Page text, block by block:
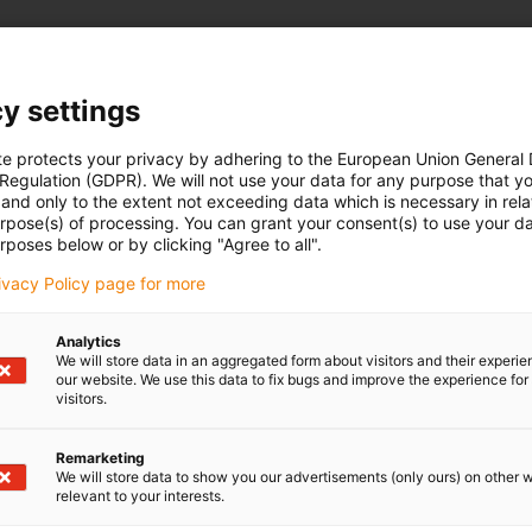
sehr niedrige Verschleißraten aufweisen, jedoch besticht
den zur Verfügung gestellten Sonderwellen konnte so
Lineargleitlager
Linearlager Anwendungen in
Lineargleitlager
settings
protects your privacy by adhering to the European Union General
(GDPR). We will not use your data for any purpose that
only to the extent not exceeding data which is necessary in
of processing. You can grant your consent(s) to use your
below or by clicking "Agree to all".
Policy page for more
Analytics
We will store data in an aggregated form about visitors and their
our website. We use this data to fix bugs and improve the experience for
visitors.
Remarketing
We will store data to show you our advertisements (only ours) on other
relevant to your interests.